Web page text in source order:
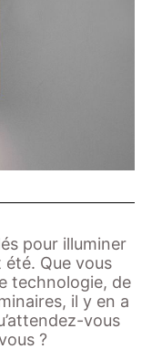
pour illuminer
Que vous
technologie, de
il y en a
vous
?